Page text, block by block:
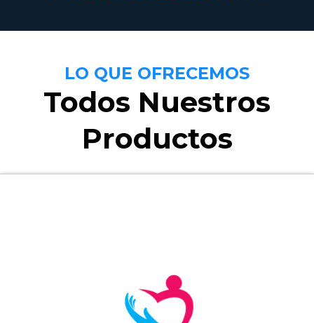
LO QUE OFRECEMOS
Todos Nuestros
Productos